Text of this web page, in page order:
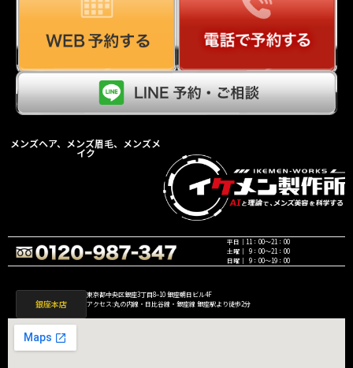
メンズヘア、メンズ眉毛、メンズメ
イク
平日｜11：00〜21：00
土曜｜ 9：00〜21：00
日曜｜ 9：00〜19：00
銀座本店
東京都中央区銀座3丁目8−10 銀座朝日ビル4F
アクセス:丸の内線・日比谷線・銀座線 銀座駅より徒歩2分